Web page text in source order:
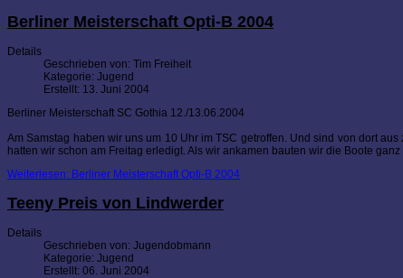
Berliner Meisterschaft Opti-B 2004
Details
Geschrieben von: Tim Freiheit
Kategorie: Jugend
Erstellt: 13. Juni 2004
Berliner Meisterschaft SC Gothia 12./13.06.2004
Am Samstag haben wir uns um 10 Uhr im TSC getroffen. Und sind von dort
hatten wir schon am Freitag erledigt. Als wir ankamen bauten wir die Boote
Weiterlesen: Berliner Meisterschaft Opti-B 2004
Teeny Preis von Lindwerder
Details
Geschrieben von: Jugendobmann
Kategorie: Jugend
Erstellt: 06. Juni 2004